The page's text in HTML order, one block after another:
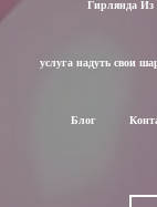
Гирлянда
услуга надуть свои
Блог